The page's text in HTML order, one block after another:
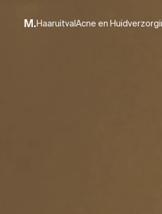
M. Haaruitval Acne en